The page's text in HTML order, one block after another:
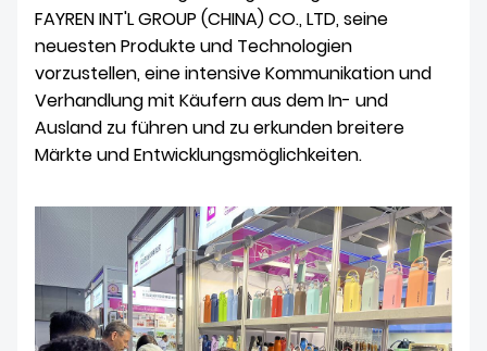
FAYREN INT'L GROUP (CHINA) CO., LTD, seine
neuesten Produkte und Technologien
vorzustellen, eine intensive Kommunikation und
Verhandlung mit Käufern aus dem In- und
Ausland zu führen und zu erkunden breitere
Märkte und Entwicklungsmöglichkeiten.